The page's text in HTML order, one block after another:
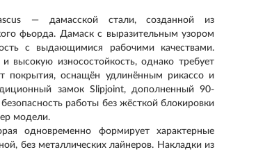
— дамасской стали, созданной из
фьорда. Дамаск с выразительным узором
с выдающимися рабочими качествами.
высокую износостойкость, однако требует
покрытия, оснащён удлинённым рикассо и
замок Slipjoint, дополненный 90-
работы без жёсткой блокировки
модели.
одновременно формирует характерные
без металлических лайнеров. Накладки из